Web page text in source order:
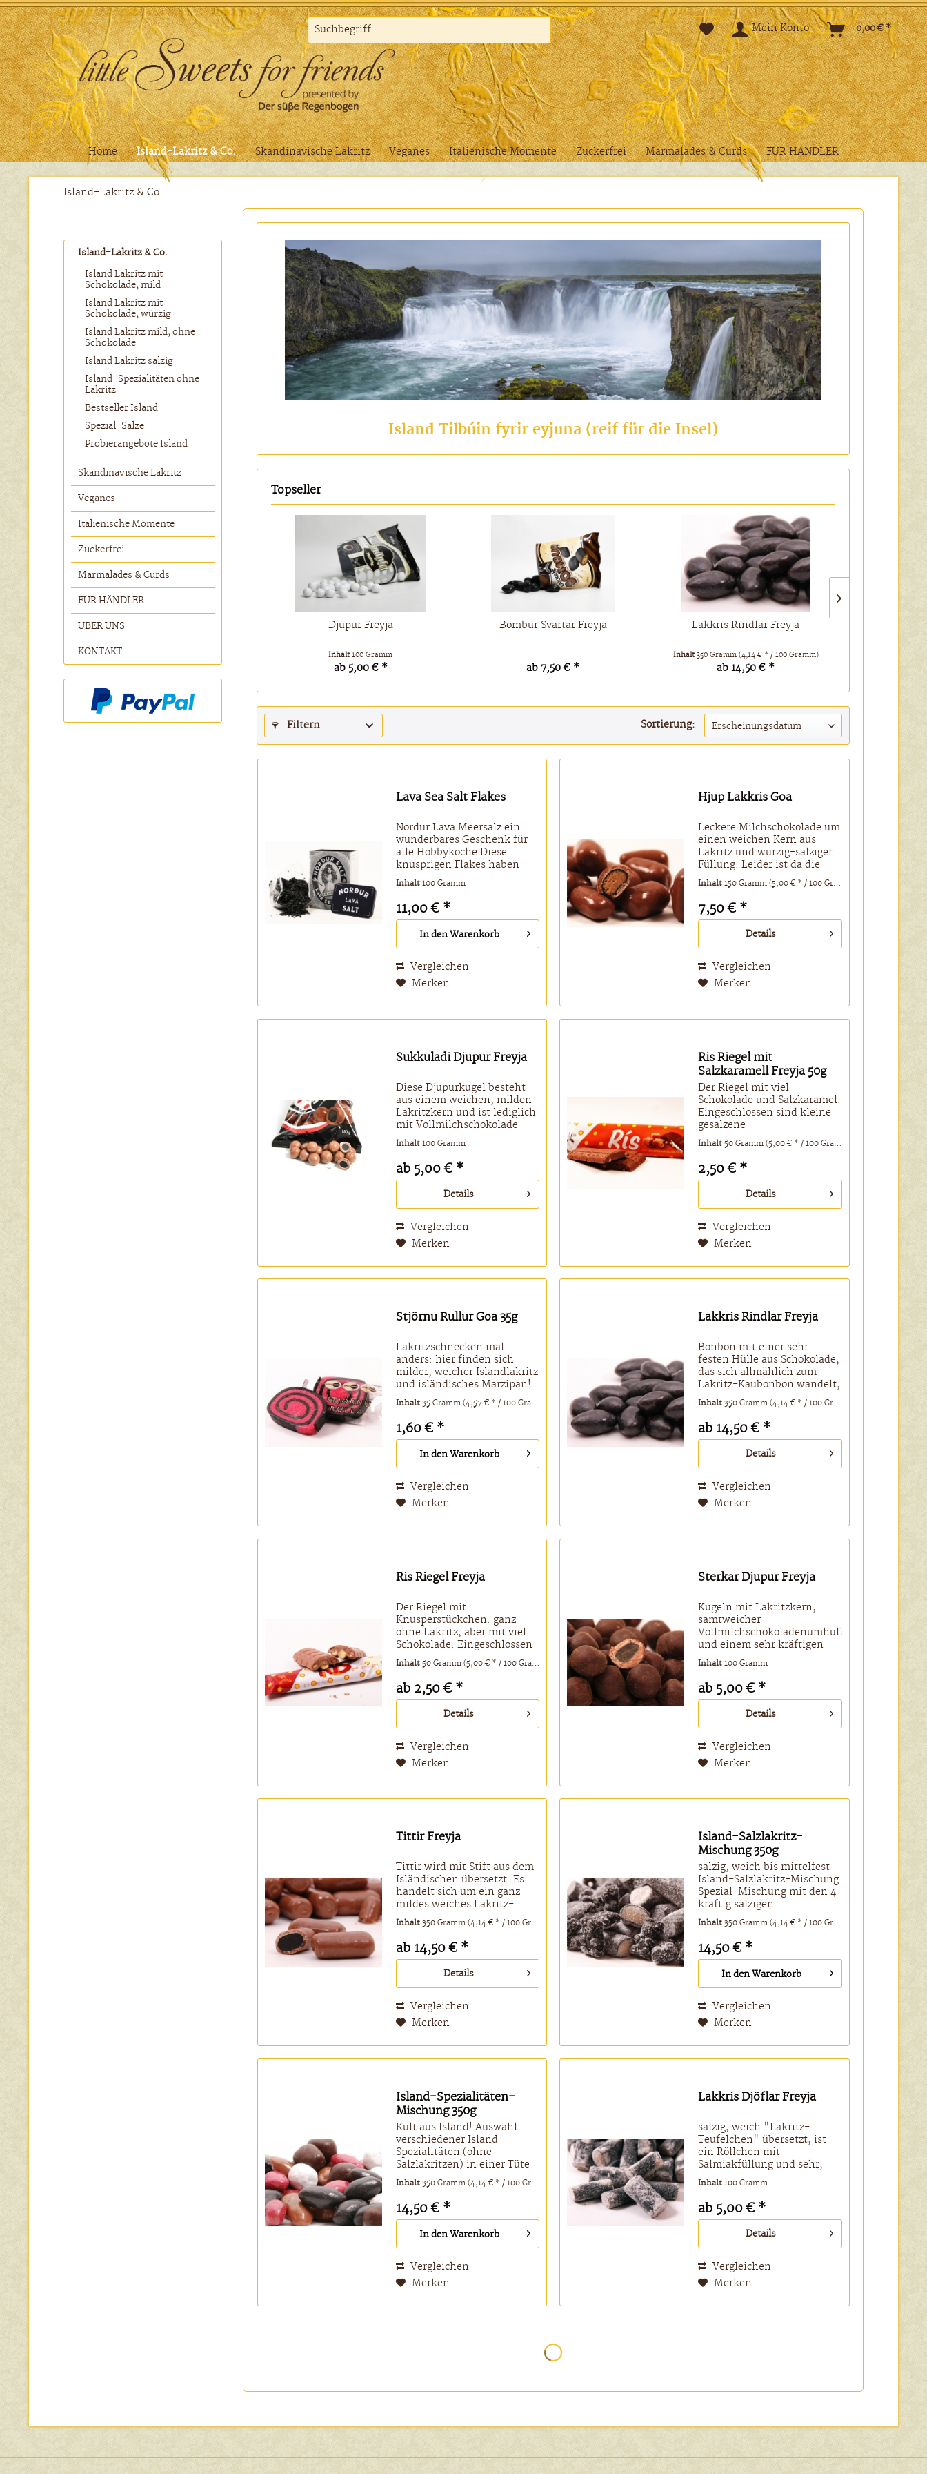
Mein Konto 0,00 € *
Home Island-Lakritz & Co. Skandinavische Lakritz Veganes Italienische Momente Zuckerfrei Marmalades & Curds FÜR HÄNDLER
Island-Lakritz & Co.
Island-Lakritz & Co.
Island Lakritz mit
Schokolade, mild
Island Lakritz mit
Schokolade, würzig
Island Lakritz mild, ohne
Schokolade
Island Lakritz salzig
Island-Spezialitäten ohne
Lakritz
Bestseller Island
Spezial-Salze
Probierangebote Island
Skandinavische Lakritz
Veganes
Italienische Momente
Zuckerfrei
Marmalades & Curds
FÜR HÄNDLER
ÜBER UNS
KONTAKT
Island Tilbúin fyrir eyjuna (reif für die Insel)
Topseller
Djupur Freyja
Inhalt100 Gramm
ab 5,00 € *
Bombur Svartar Freyja
ab 7,50 € *
Lakkris Rindlar Freyja
Inhalt350 Gramm (4,14 € * / 100 Gramm)
ab 14,50 € *
120
Filtern Sortierung:
Lava Sea Salt Flakes
Nordur Lava Meersalz ein
wunderbares Geschenk für
alle Hobbyköche Diese
knusprigen Flakes haben
eine schöne, natürliche
braune Farbe, die an
isländische Lava und
schwarze Steine erinnert. Es
hat einen milden
Geschmack und ist eine...
Inhalt 100 Gramm
11,00 € *
In denWarenkorb
Vergleichen
Merken
Hjup Lakkris Goa
Leckere Milchschokolade um
einen weichen Kern aus
Lakritz und würzig-salziger
Füllung. Leider ist da die
Tüte gleich wieder leer...
Zutaten: Zucker, Weizen ,
Kakaobutter, Süßholz wurzel,
Kakaomasse, Vollm
ilchpulver,
Magermilchpulver,...
Inhalt 150 Gramm (5,00 € * / 100 Gramm)
7,50 € *
Details
Vergleichen
Merken
Sukkuladi Djupur Freyja
Diese Djupurkugel besteht
aus einem weichen, milden
Lakritzkern und ist lediglich
mit Vollmilchschokolade
ummantelt. Erinnert etwas
an Tittir. Zutaten: Zucker,
Weizenmehl, Kakaobutter,
Vollmilchpulver,
Magermilchpulver,
Kakaomasse,...
Inhalt 100 Gramm
ab 5,00 € *
Details
Vergleichen
Merken
Ris Riegel mit
Salzkaramell Freyja 50g
Der Riegel mit viel
Schokolade und Salzkaramel.
Eingeschlossen sind kleine
gesalzene
Keksknusperkügelchen.
Knusper knusper
knäuschen... Zutaten:
Zucker, Kakaobutter,
Vollmilchpulver,
Kakaomasse,
Magermilchpulver, gesalzene
Keksbällchen...
Inhalt 50 Gramm (5,00 € * / 100 Gramm)
2,50 € *
Details
Vergleichen
Merken
Stjörnu Rullur Goa 35g
Lakritzschnecken mal
anders: hier finden sich
milder, weicher Islandlakritz
und isländisches Marzipan!
Unbedingt probieren und
genießen! Zutaten: Zucker,
Mehl, Süßholzwurzel,
Glukosesirup, Kokosraspel,
Salmiaksalz, Salz,
Milchsäure, geh....
Inhalt 35 Gramm (4,57 € * / 100 Gramm)
1,60 € *
In denWarenkorb
Vergleichen
Merken
Lakkris Rindlar Freyja
Bonbon mit einer sehr
festen Hülle aus Schokolade,
das sich allmählich zum
Lakritz-Kaubonbon wandelt,
an dem man einen langen
Kaugenuss hat! Zutaten:
Zucker, Glukosesirup,
Vollmilch, Kakaobutter,
Pflanzenfett (Palm*,
Palmkern*, Shea,...
Inhalt 350 Gramm (4,14 € * / 100 Gramm)
ab 14,50 € *
Details
Vergleichen
Merken
Ris Riegel Freyja
Der Riegel mit
Knusperstückchen: ganz
ohne Lakritz, aber mit viel
Schokolade. Eingeschlossen
sind kleine
Knusperkügelchen aus
gepufftem Mais. Knusper
knusper knäuschen...
Zutaten: Zucker,
Kakaobutter,
Vollmilchpulver ,
Knusperstückchen...
Inhalt 50 Gramm (5,00 € * / 100 Gramm)
ab 2,50 € *
Details
Vergleichen
Merken
Sterkar Djupur Freyja
Kugeln mit Lakritzkern,
samtweicher
Vollmilchschokoladenumhüllung
und einem sehr kräftigen
Salmiak--Mantel. Das ist ein
Genuss auch für die
Anhänger von Salzlakritzen:
erst scharf und kräftig, dann
süß und lakritzig. Prima
Haptik, kann...
Inhalt 100 Gramm
ab 5,00 € *
Details
Vergleichen
Merken
Tittir Freyja
Tittir wird mit Stift aus dem
Isländischen übersetzt. Es
handelt sich um ein ganz
mildes weiches Lakritz-
Röllchen mit typischem
Geschmack inmitten sanfter
süßer Milchschokolade. Es
kaut sich prima weg, und
man bekommt nie genug
davon......
Inhalt 350 Gramm (4,14 € * / 100 Gramm)
ab 14,50 € *
Details
Vergleichen
Merken
Island-Salzlakritz-
Mischung 350g
salzig, weich bis mittelfest
Island-Salzlakritz-Mischung
Spezial-Mischung mit den 4
kräftig salzigen
Lakritzsorten Sterkar Djupur,
Sterkir Bangsar, Salmiak
Bitar und Lakkris Djöflar.
Eine besser als die andere...
Achtung: kein...
Inhalt 350 Gramm (4,14 € * / 100 Gramm)
14,50 € *
In den Warenkorb
Vergleichen
Merken
Island-Spezialitäten-
Mischung 350g
Kult aus Island! Auswahl
verschiedener Island
Spezialitäten (ohne
Salzlakritzen) in einer Tüte
gemischt.
Inhalt 350 Gramm (4,14 € * / 100 Gramm)
14,50 € *
In denWarenkorb
Vergleichen
Merken
Lakkris Djöflar Freyja
salzig, weich "Lakritz-
Teufelchen" übersetzt, ist
ein Röllchen mit
Salmiakfüllung und sehr,
sehr starker Salmiaksalz-
Schicht! Djöflar bedeutet
Teufel auf Isländisch. Sie
wurden so genannt, weil sie
sehr schwierig und
zeitaufwendig...
Inhalt 100 Gramm
ab 5,00 € *
Details
Vergleichen
Merken